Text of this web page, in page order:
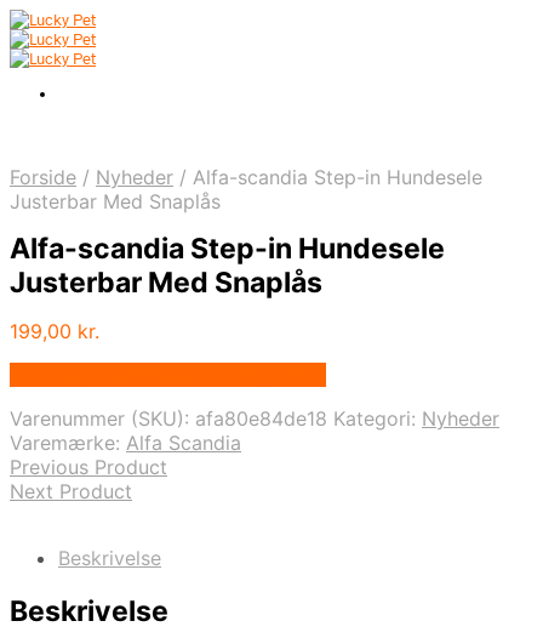
Forside / Nyheder / Alfa-scandia Step-in Hundesele
Justerbar Med Snaplås
Alfa-scandia Step-in Hundesele
Justerbar Med Snaplås
199,00 kr.
Varenummer (SKU): afa80e84de18 Kategori: Nyheder
Varemærke: Alfa Scandia
Previous Product
Next Product
Beskrivelse
Beskrivelse